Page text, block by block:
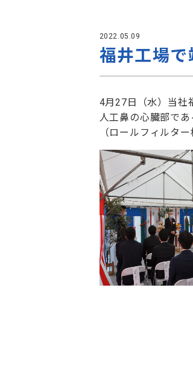
2022.05.09
福井工場で
4月27日（水）当社
人工鼻の心臓部で
（ロールフィルタ